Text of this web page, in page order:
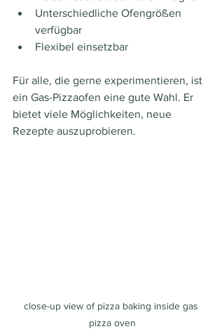
Unterschiedliche Ofengrößen
verfügbar
Flexibel einsetzbar
Für alle, die gerne experimentieren, ist
ein Gas-Pizzaofen eine gute Wahl. Er
bietet viele Möglichkeiten, neue
Rezepte auszuprobieren.
close-up view of pizza baking inside gas
pizza oven